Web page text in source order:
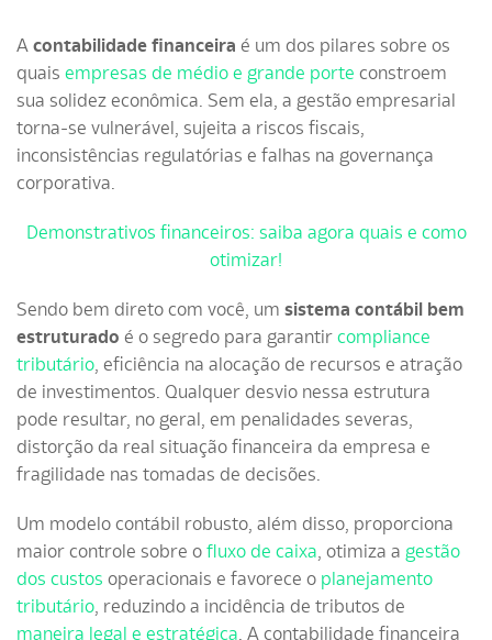
A contabilidade financeira é um dos pilares sobre os
quais empresas de médio e grande porte constroem
sua solidez econômica. Sem ela, a gestão empresarial
torna-se vulnerável, sujeita a riscos fiscais,
inconsistências regulatórias e falhas na governança
corporativa.
Demonstrativos financeiros: saiba agora quais e como
otimizar!
Sendo bem direto com você, um sistema contábil bem
estruturado é o segredo para garantir compliance
tributário, eficiência na alocação de recursos e atração
de investimentos. Qualquer desvio nessa estrutura
pode resultar, no geral, em penalidades severas,
distorção da real situação financeira da empresa e
fragilidade nas tomadas de decisões.
Um modelo contábil robusto, além disso, proporciona
maior controle sobre o fluxo de caixa, otimiza a gestão
dos custos operacionais e favorece o planejamento
tributário, reduzindo a incidência de tributos de
maneira legal e estratégica. A contabilidade financeira